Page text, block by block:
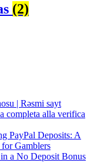
(2)
| Rəsmi sayt
completa alla verifica
PayPal Deposits: A
Gamblers
a No Deposit Bonus